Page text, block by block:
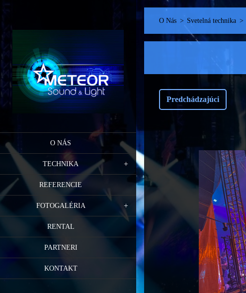
O NÁS
TECHNIKA
REFERENCIE
FOTOGALÉRIA
RENTAL
PARTNERI
KONTAKT
O Nás > Svetelná technika >
Predchádzajúci